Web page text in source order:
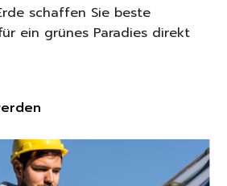
schaffen Sie beste
ein grünes Paradies direkt